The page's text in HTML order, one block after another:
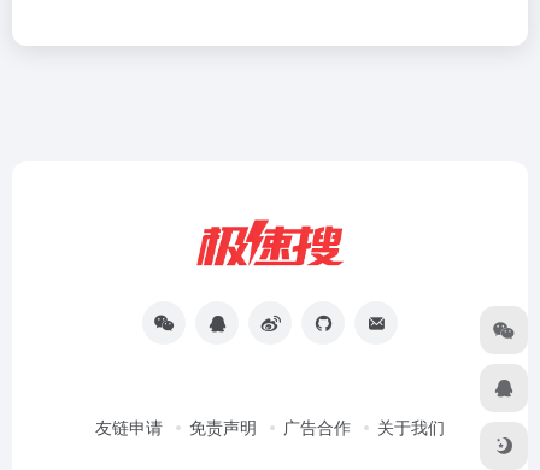
友链申请 免责声明 广告合作 关于我们